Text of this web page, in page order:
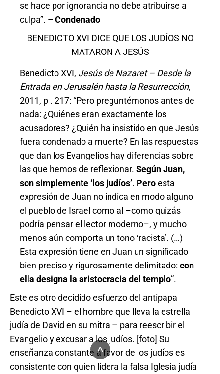
se hace por ignorancia no debe atribuirse a
culpa”. – Condenado
BENEDICTO XVI DICE QUE LOS JUDÍOS NO
MATARON A JESÚS
Benedicto XVI, Jesús de Nazaret – Desde la
Entrada en Jerusalén hasta la Resurrección,
2011, p . 217: “Pero preguntémonos antes de
nada: ¿Quiénes eran exactamente los
acusadores? ¿Quién ha insistido en que Jesús
fuera condenado a muerte? En las respuestas
que dan los Evangelios hay diferencias sobre
las que hemos de reflexionar.Según Juan,
son simplemente ‘los judíos’. Peroesta
expresión de Juan no indica en modo alguno
el pueblo de Israel como al –como quizás
podría pensar el lector moderno–, y mucho
menos aún comporta un tono ‘racista’. (…)
Esta expresión tiene en Juan un significado
bien preciso y rigurosamente delimitado:con
ella designa la aristocracia del templo”.
Este es otro decidido esfuerzo del antipapa
Benedicto XVI – el hombre que lleva la estrella
judía de David en su mitra – para reescribir el
Evangelio y excusar a los judíos. [foto] Su
enseñanza constante a favor de los judíos es
consistente con quien lidera la falsa Iglesia judía
^